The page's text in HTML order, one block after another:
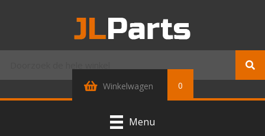
Winkelwagen 0
Menu